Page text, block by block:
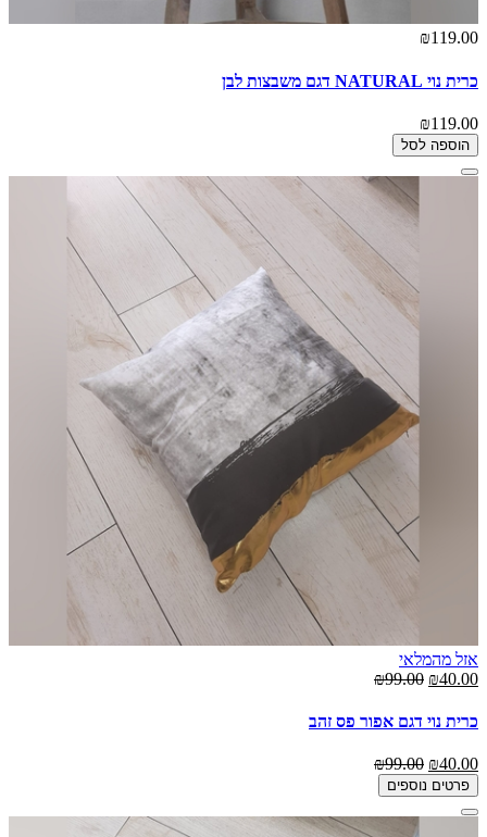
₪119.00
כרית נוי NATURAL דגם משבצות לבן
₪119.00
הוספה לסל
אזל מהמלאי
₪40.00
₪99.00
כרית נוי דגם אפור פס זהב
₪40.00
₪99.00
פרטים נוספים